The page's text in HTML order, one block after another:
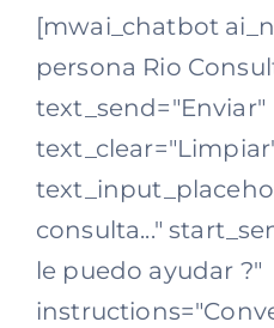
[mwai_chatbot
persona Rio
text_send="Enviar"
consulta..."
le puedo ayudar ?"